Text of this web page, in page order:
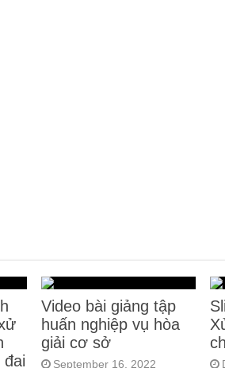
Video bài giảng tập
huấn nghiệp vụ hòa
giải cơ sở
September 16, 2022